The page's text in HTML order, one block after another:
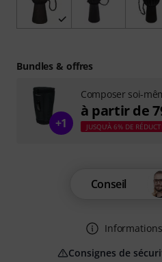
Conseil
Consignes de
Bundles & offres
+1
Composer soi-
à partir de
JUSQU'À 6% DE